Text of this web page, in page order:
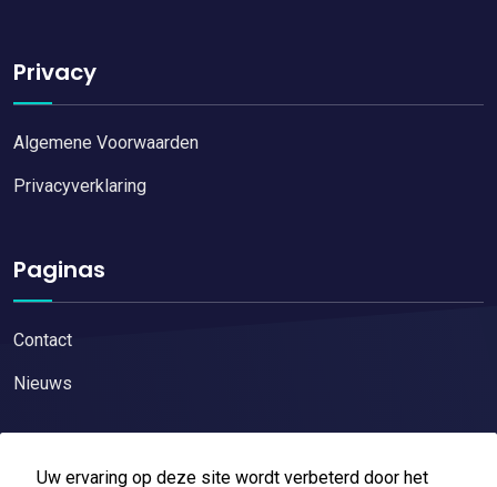
Uw ervaring op deze site wordt verbeterd door het
Privacy
Algemene Voorwaarden
Privacyverklaring
Paginas
Contact
Nieuws